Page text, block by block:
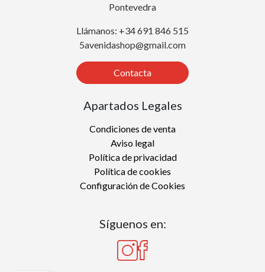
Pontevedra
Llámanos: +34 691 846 515
5avenidashop@gmail.com
Contacta
Apartados Legales
Condiciones de venta
Aviso legal
Política de privacidad
Política de cookies
Configuración de Cookies
Síguenos en: